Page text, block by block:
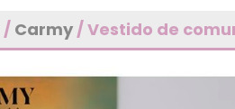
/ Carmy / Vestido de